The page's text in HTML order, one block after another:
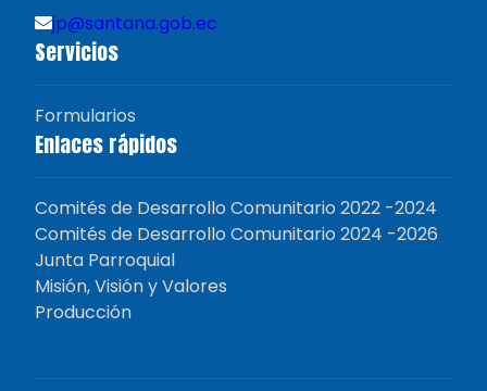
jp@santana.gob.ec
Servicios
Formularios
Enlaces rápidos
Comités de Desarrollo Comunitario 2022 -2024
Comités de Desarrollo Comunitario 2024 -2026
Junta Parroquial
Misión, Visión y Valores
Producción